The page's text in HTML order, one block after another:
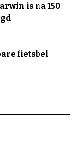
is na 150
fietsbel